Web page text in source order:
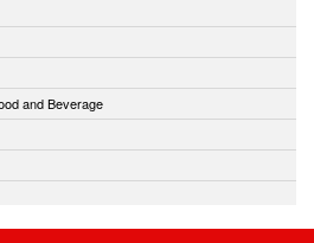
and Beverage